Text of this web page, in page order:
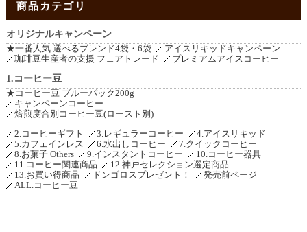
商品カテゴリ
オリジナルキャンペーン
★一番人気 選べるブレンド4袋・6袋
アイスリキッドキャンペーン
珈琲豆生産者の支援 フェアトレード
プレミアムアイスコーヒー
1.コーヒー豆
★コーヒー豆 ブルーパック200g
キャンペーンコーヒー
焙煎度合別コーヒー豆(ロースト別)
2.コーヒーギフト
3.レギュラーコーヒー
4.アイスリキッド
5.カフェインレス
6.水出しコーヒー
7.クイックコーヒー
8.お菓子 Others
9.インスタントコーヒー
10.コーヒー器具
11.コーヒー関連商品
12.神戸セレクション選定商品
13.お買い得商品
ドンゴロスプレゼント！
発売前ページ
ALL.コーヒー豆